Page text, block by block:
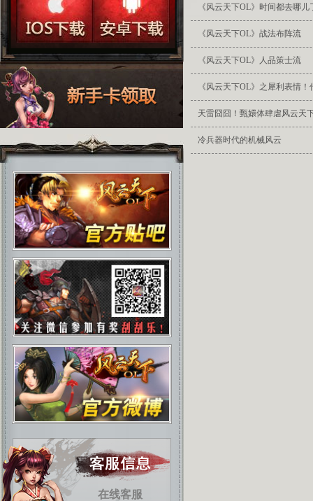
在线客服
《风云天下OL》时间都去哪
《风云天下OL》战法布阵流
《风云天下OL》人品策士流
《风云天下OL》之犀利表情
天雷囧囧！甄嬛体肆虐风云天
冷兵器时代的机械风云